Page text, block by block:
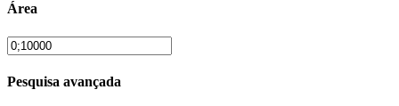
Área
Pesquisa avançada